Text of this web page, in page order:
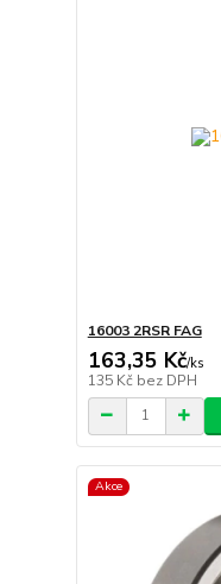
16003 2RSR FAG
163,35 Kč/ks
135 Kč bez DPH
Akce